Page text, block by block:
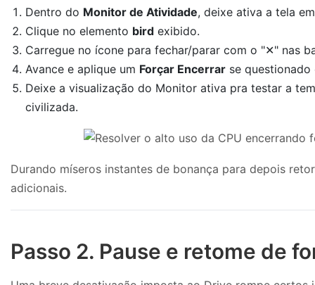
Dentro do Monitor de Atividade, deixe ativa a tela
Clique no elemento bird exibido.
Carregue no ícone para fechar/parar com o "✕" nas
Avance e aplique um Forçar Encerrar se
Deixe a visualização do Monitor ativa pra testar a
civilizada.
Durando míseros instantes de bonança para depois
adicionais.
Passo 2. Pause e retome de